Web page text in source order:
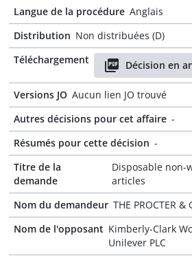
Langue de la procédure Anglais
Distribution Non distribuées (D)
Téléchargement
Décision en
Versions JO Aucun lien JO trouvé
Autres décisions pour cet affaire -
Résumés pour cette décision -
Titre de la
demande
Disposable non-
articles
Nom du demandeur THE PROCTER &
Nom de l'opposant Kimberly-Clark
Unilever PLC